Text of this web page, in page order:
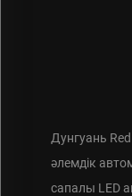
Дунгуань
әлемдік
сапалы LED